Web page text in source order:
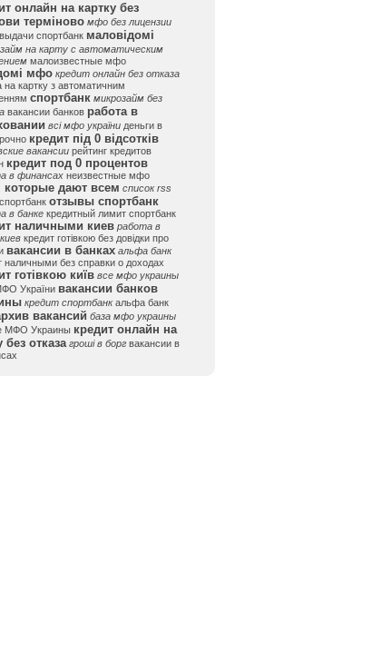
онлайн на картку без
терміново мфо без лицензии
спортбанк маловідомі
займ на карту с автоматическим
малоизвестные мфо
мфо кредит онлайн без отказа
на картку з автоматичним
спортбанк микрозайм без
вакансии банков работа в
всі мфо україни деньги в
кредит під 0 відсотків
вакансии рейтинг кредитов
кредит под 0 процентов
в финансах неизвестные мфо
дают всем список rss
отзывы спортбанк
в банке кредитный лимит спортбанк
наличными киев работа в
кредит готівкою без довідки про
вакансии в банках альфа банк
наличными без справки о доходах
готівкою київ все мфо украины
України вакансии банков
кредит спортбанк альфа банк
вакансий база мфо украины
МФО Украины кредит онлайн на
без отказа гроші в борг вакансии в